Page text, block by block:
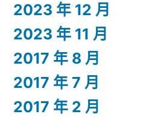
2023 年 12 月
2023 年 11 月
2017 年 8 月
2017 年 7 月
2017 年 2 月